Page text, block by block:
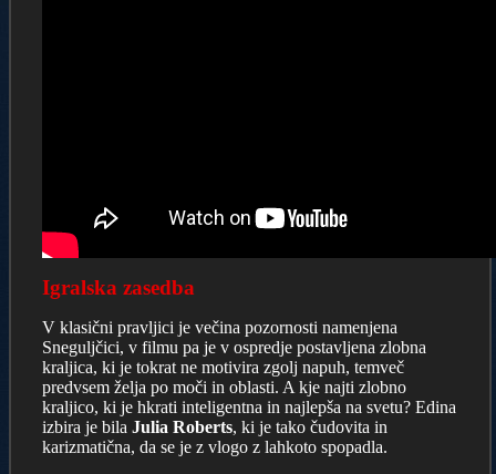
Igralska zasedba
V klasični pravljici je večina pozornosti namenjena
Sneguljčici, v filmu pa je v ospredje postavljena zlobna
kraljica, ki je tokrat ne motivira zgolj napuh, temveč
predvsem želja po moči in oblasti. A kje najti zlobno
kraljico, ki je hkrati inteligentna in najlepša na svetu? Edina
izbira je bila Julia Roberts, ki je tako čudovita in
karizmatična, da se je z vlogo z lahkoto spopadla.